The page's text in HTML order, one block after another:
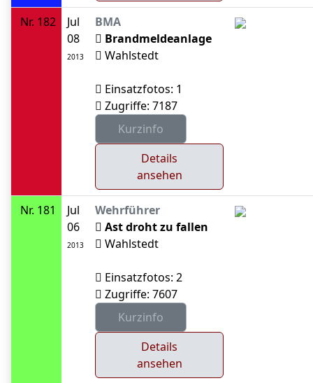
Nr. 182
Jul
08
2013
BMA
Brandmeldeanlage
Wahlstedt
Einsatzfotos: 1
Zugriffe: 7187
Details
ansehen
Nr. 181
Jul
06
2013
Wehrführer
Ast droht zu fallen
Wahlstedt
Einsatzfotos: 2
Zugriffe: 7607
Details
ansehen